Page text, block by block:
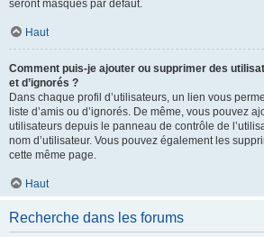
seront masqués par défaut.
Haut
Comment puis-je ajouter ou supprimer des
et d’ignorés ?
Dans chaque profil d’utilisateurs, un lien vous
liste d’amis ou d’ignorés. De même, vous pouvez
utilisateurs depuis le panneau de contrôle de
nom d’utilisateur. Vous pouvez également les
cette même page.
Haut
Recherche dans les forums